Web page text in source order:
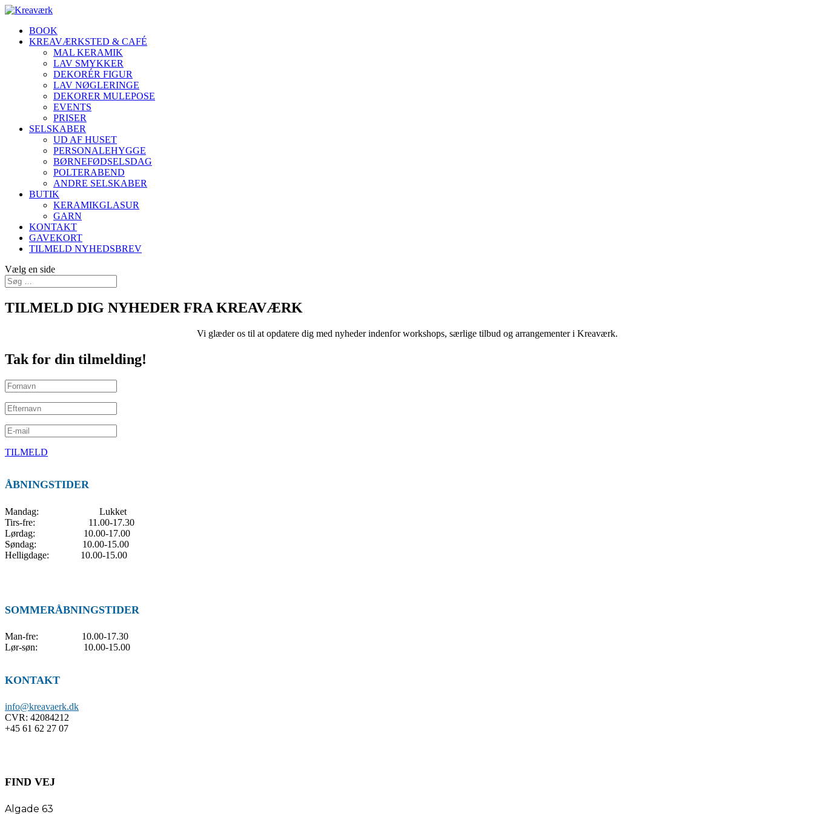
BOOK
KREAVÆRKSTED & CAFÉ
MAL KERAMIK
LAV SMYKKER
DEKORÉR FIGUR
LAV NØGLERINGE
DEKORER MULEPOSE
EVENTS
PRISER
SELSKABER
UD AF HUSET
PERSONALEHYGGE
BØRNEFØDSELSDAG
POLTERABEND
ANDRE SELSKABER
BUTIK
KERAMIKGLASUR
GARN
KONTAKT
GAVEKORT
TILMELD NYHEDSBREV
Vælg en side
TILMELD DIG NYHEDER FRA KREAVÆRK
Vi glæder os til at opdatere dig med nyheder indenfor workshops, særlige tilbud og arrangementer i Kreaværk.
Tak for din tilmelding!
TILMELD
ÅBNINGSTIDER
Mandag: Lukket
Tirs-fre: 11.00-17.30
Lørdag: 10.00-17.00
Søndag: 10.00-15.00
Helligdage: 10.00-15.00
SOMMERÅBNINGSTIDER
Man-fre: 10.00-17.30
Lør-søn: 10.00-15.00
KONTAKT
info@kreavaerk.dk
CVR: 42084212
+45 61 62 27 07
FIND VEJ
Algade 63